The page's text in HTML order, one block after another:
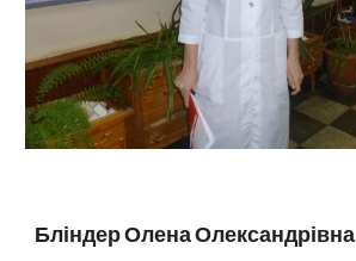
Бліндер Олена Олександрівна